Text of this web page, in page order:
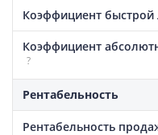
Коэффициент быстрой
Коэффициент
?
Рентабельность
Рентабельность